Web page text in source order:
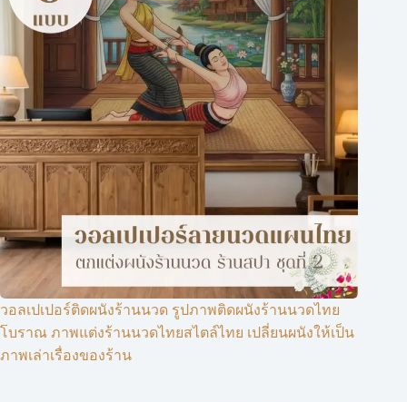
วอลเปเปอร์ติดผนังร้านนวด รูปภาพติดผนังร้านนวดไทย
โบราณ ภาพแต่งร้านนวดไทยสไตล์ไทย เปลี่ยนผนังให้เป็น
ภาพเล่าเรื่องของร้าน